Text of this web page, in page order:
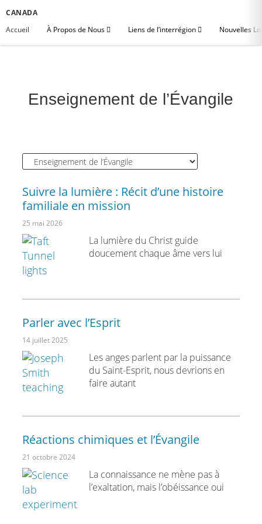
CANADA
Accueil
À Propos de Nous Liens de l’interrégion Nouvelles
Enseignement de l’Évangile
Suivre la lumière : Récit d’une histoire
familiale en mission
25 mai 2026
La lumière du Christ guide
doucement chaque âme vers lui
Parler avec l’Esprit
14 juillet 2025
Les anges parlent par la puissance
du Saint-Esprit, nous devrions en
faire autant
Réactions chimiques et l’Évangile
21 octobre 2024
La connaissance ne mène pas à
l’exaltation, mais l’obéissance oui